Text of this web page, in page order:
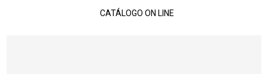
CATÁLOGO ON LINE